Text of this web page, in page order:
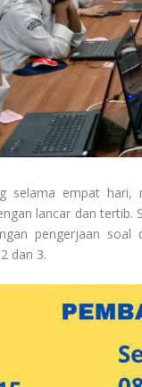
selama empat
lancar dan
pengerjaan
dan 3.